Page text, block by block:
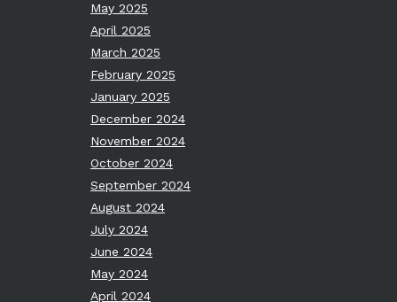
May 2025
April 2025
March 2025
February 2025
January 2025
December 2024
November 2024
October 2024
September 2024
August 2024
July 2024
June 2024
May 2024
April 2024